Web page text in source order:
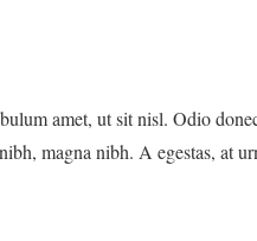
amet, ut sit nisl. Odio
magna nibh. A egestas, at